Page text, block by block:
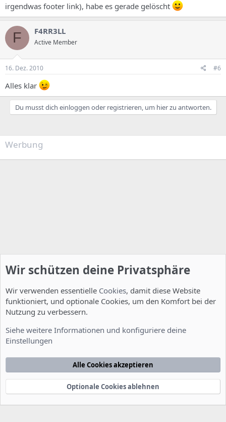
irgendwas footer link), habe es gerade gelöscht
F F4RR3LL
Active Member
16. Dez. 2010 #6
Alles klar
Du musst dich einloggen oder registrieren, um hier zu antworten.
Werbung
Nutzungsbedingungen Datenschutzerklärung
Startseite
e
Community platform by XenForo® © 2010-2022 XenForo Ltd.
xenDach©2010-2014
Wir schützen deine Privatsphäre
Wir verwenden essentielle Cookies, damit diese Website
funktioniert, und optionale Cookies, um den Komfort bei der
Nutzung zu verbessern.
Siehe weitere Informationen und konfiguriere deine
Einstellungen
Alle Cookies akzeptieren
Optionale Cookies ablehnen